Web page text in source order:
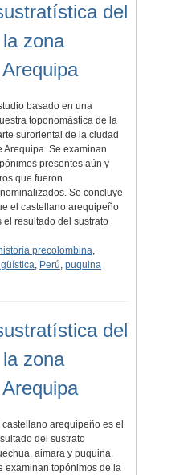
del
zona
basado en una
toponomástica de la
suroriental de la ciudad
Arequipa. Se examinan
presentes aún y
que fueron
Se concluye
el castellano arequipeño
el resultado del sustrato
historia precolombina,
, Perú, puquina
del
zona
castellano arequipeño es el
del sustrato
aimara y puquina.
examinan topónimos de la